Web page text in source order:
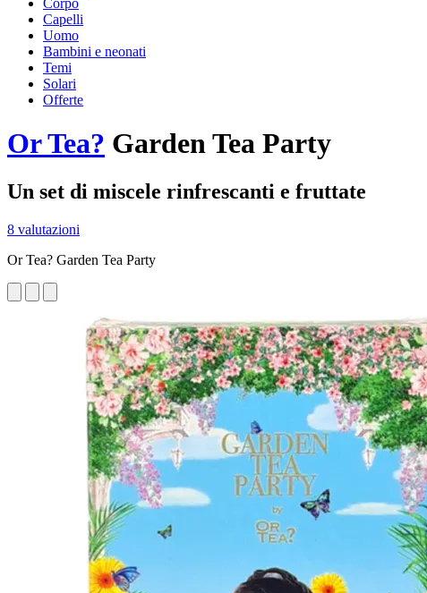
Corpo
Capelli
Uomo
Bambini e neonati
Temi
Solari
Offerte
Or Tea? Garden Tea Party
Un set di miscele rinfrescanti e fruttate
8 valutazioni
Or Tea? Garden Tea Party